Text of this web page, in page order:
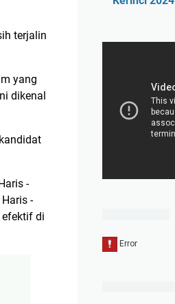
terjalin
yang
dikenal
-
-
efektif di